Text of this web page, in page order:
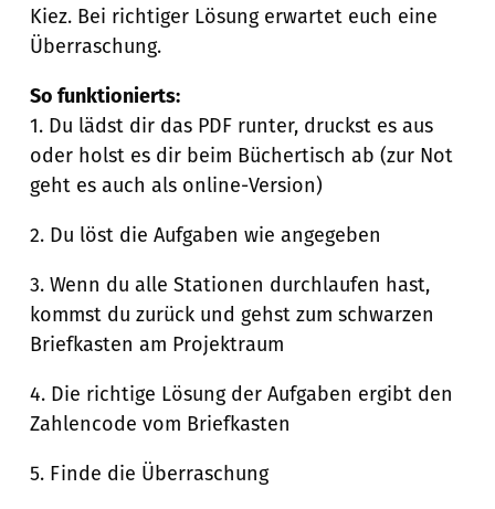
Kiez. Bei richtiger Lösung erwartet euch eine
Überraschung.
So funktionierts:
1. Du lädst dir das PDF runter, druckst es aus
oder holst es dir beim Büchertisch ab (zur Not
geht es auch als online-Version)
2. Du löst die Aufgaben wie angegeben
3. Wenn du alle Stationen durchlaufen hast,
kommst du zurück und gehst zum schwarzen
Briefkasten am Projektraum
4. Die richtige Lösung der Aufgaben ergibt den
Zahlencode vom Briefkasten
5. Finde die Überraschung